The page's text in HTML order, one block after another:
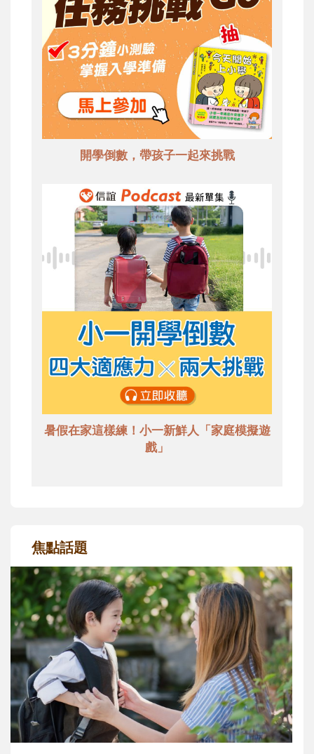
開學倒數，帶孩子一起來挑戰
暑假在家這樣練！小一新鮮人「家庭模擬遊
戲」
焦點話題